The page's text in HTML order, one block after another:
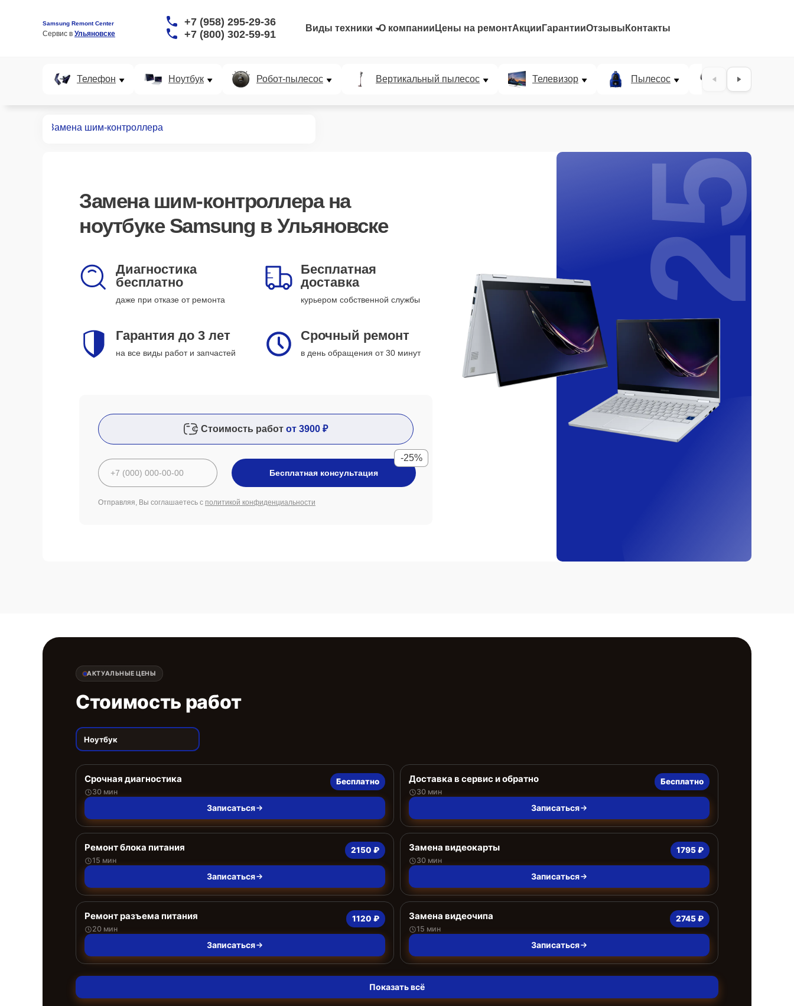
Samsung Remont Center
Сервис в Ульяновске
+7 (958) 295-29-36
+7 (800) 302-59-91
Виды техники О компании Цены на ремонтАкции ГарантииОтзывы Контакты
Телефон Ноутбук Робот-пылесос Вертикальный пылесос Телевизор Пылесос Проектор
Замена шим-контроллера
Замена шим-контроллерана
ноутбуке Samsung в Ульяновске
Диагностика
бесплатно
даже при отказе от ремонта
Бесплатная
доставка
курьером собственной службы
Гарантия до 3 лет
на все виды работ и запчастей
Срочный ремонт
в день обращения от 30 минут
Стоимость работ от 3900 ₽
Бесплатная консультация
-25%
Отправляя, Вы соглашаетесь с политикой конфиденциальности
25%
АКТУАЛЬНЫЕ ЦЕНЫ
Стоимость работ
Ноутбук
Срочная диагностика
30 мин
Бесплатно
Записаться
Доставка в сервис и обратно
30 мин
Бесплатно
Записаться
Ремонт блока питания
15 мин
2150 ₽
Записаться
Замена видеокарты
30 мин
1795 ₽
Записаться
Ремонт разъема питания
20 мин
1120 ₽
Записаться
Замена видеочипа
15 мин
2745 ₽
Записаться
Показать всё